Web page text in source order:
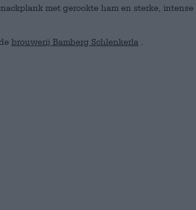
met gerookte ham en sterke, intense
brouwerij Bamberg Schlenkerla